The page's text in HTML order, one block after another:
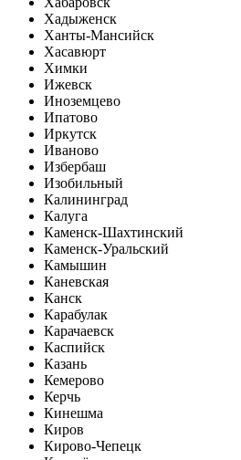
Хадыженск
Ханты-Мансийск
Хасавюрт
Химки
Ижевск
Иноземцево
Ипатово
Иркутск
Иваново
Избербаш
Изобильный
Калининград
Калуга
Каменск-Шахтинский
Каменск-Уральский
Камышин
Каневская
Канск
Карабулак
Карачаевск
Каспийск
Казань
Кемерово
Керчь
Кинешма
Киров
Кирово-Чепецк